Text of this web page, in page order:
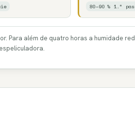
80–90 % 1.ª
Para além de quatro horas a humidade